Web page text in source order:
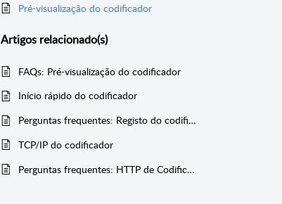
Pré-visualização do codificador
Artigos relacionado(s)
FAQs: Pré-visualização do codificador
Início rápido do codificador
Perguntas frequentes: Registo do codificador
TCP/IP do codificador
Perguntas frequentes: HTTP de Codificador